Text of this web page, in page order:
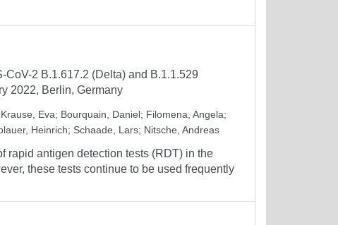
2 B.1.617.2 (Delta) and B.1.1.529
2022, Berlin, Germany
Krause, Eva; Bourquain, Daniel; Filomena, Angela;
Heinrich; Schaade, Lars; Nitsche, Andreas
rapid antigen detection tests (RDT) in the
these tests continue to be used frequently